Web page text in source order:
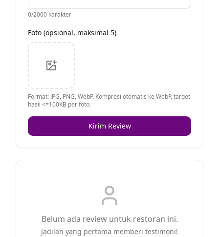
0/2000 karakter
Foto (opsional, maksimal 5)
Format: JPG, PNG, WebP. Kompresi otomatis ke WebP, target
hasil <=100KB per foto.
Kirim Review
Belum ada review untuk restoran ini.
Jadilah yang pertama memberi testimoni!